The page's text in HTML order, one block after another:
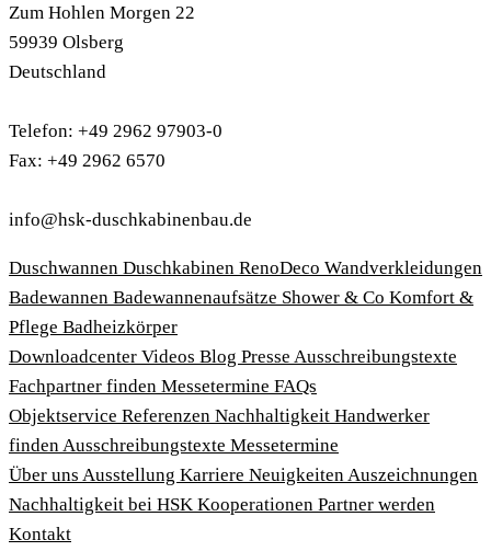
Zum Hohlen Morgen 22
59939 Olsberg
Deutschland
Telefon: +49 2962 97903-0
Fax: +49 2962 6570
info@hsk-duschkabinenbau.de
Duschwannen Duschkabinen RenoDeco Wandverkleidungen
Badewannen Badewannenaufsätze Shower & Co Komfort &
Pflege Badheizkörper
Download­center Videos Blog Presse Ausschreibungstexte
Fachpartner finden Messetermine FAQs
Objektservice Referenzen Nachhaltigkeit Handwerker
findenAusschreibungstexte Messetermine
Über uns Ausstellung Karriere NeuigkeitenAuszeichnungen
Nachhaltigkeit bei HSK Kooperationen Partner werden
Kontakt